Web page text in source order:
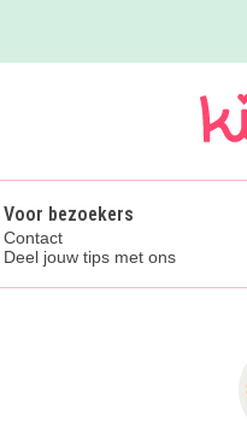
Voor bezoekers
Contact
Deel jouw tips met ons